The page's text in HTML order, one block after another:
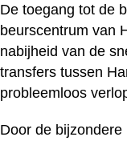
De toegang tot de
beurscentrum van
nabijheid van de
transfers tussen
probleemloos
Door de